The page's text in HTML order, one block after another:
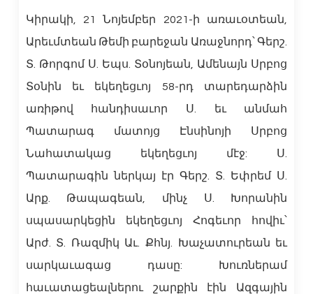
Կիրակի, 21 Նոյեմբեր 2021-ի առաւօտեան,
Արեւմտեան Թեմի բարեջան Առաջնորդ՝ Գերշ.
Տ. Թորգոմ Ս. Եպս. Տօնոյեան, Ամենայն Սրբոց
Տօնին եւ եկեղեցւոյ 58-րդ տարեդարձին
առիթով հանդիսաւոր Ս. եւ անմահ
Պատարագ մատոյց Էնսինոյի Սրբոց
Նահատակաց եկեղեցւոյ մէջ: Ս.
Պատարագին ներկայ էր Գերշ. Տ. Եփրեմ Ս.
Արք. Թապագեան, մինչ Ս. Խորանին
սպասարկեցին եկեղեցւոյ Հոգեւոր հովիւ՝
Արժ. Տ. Ռազմիկ Աւ. Քհնյ. Խաչատուրեան եւ
սարկաւագաց դասը: Խուռներամ
հաւատացեալներու շարքին էին Ազգային